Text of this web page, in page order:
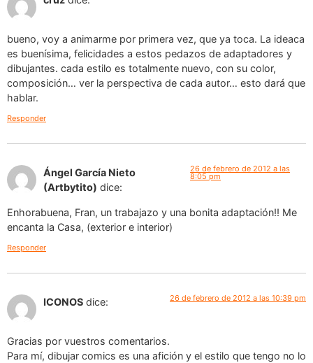
bueno, voy a animarme por primera vez, que ya toca. La ideaca
es buenísima, felicidades a estos pedazos de adaptadores y
dibujantes. cada estilo es totalmente nuevo, con su color,
composición… ver la perspectiva de cada autor… esto dará que
hablar.
Responder
Ángel García Nieto
(Artbytito) dice:
26 de febrero de 2012 a las
8:05 pm
Enhorabuena, Fran, un trabajazo y una bonita adaptación!! Me
encanta la Casa, (exterior e interior)
Responder
ICONOS dice: 26 de febrero de 2012 a las 10:39 pm
Gracias por vuestros comentarios.
Para mí, dibujar comics es una afición y el estilo que tengo no lo